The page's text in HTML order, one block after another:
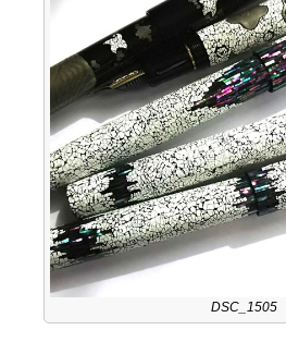
DSC_1505